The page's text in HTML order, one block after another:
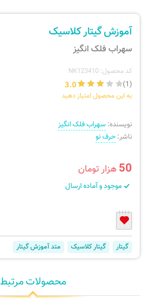
آموزش گیتار کلاسیک
سهراب فلک انگیز
کد محصول: NK123410
(1)
3.0
به این محصول امتیاز دهید
نویسنده: سهراب فلک انگیز
ناشر:حرف نو
50هزار تومان
موجود و آماده ارسال
گیتار گیتار کلاسیک متد آموزش گیتار
محصولات مرتبط